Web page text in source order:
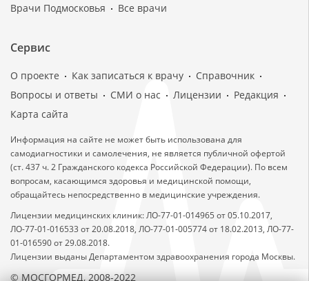
Врачи Подмосковья
Все врачи
Сервис
О проекте Как записаться к врачу
Справочник
Вопросы и ответы
СМИ о нас Лицензии
Редакция
Карта сайта
Информация на сайте не может быть использована для
самодиагностики и самолечения, не является публичной офертой
(ст. 437 ч. 2 Гражданского кодекса Российской Федерации). По всем
вопросам, касающимся здоровья и медицинской помощи,
обращайтесь непосредственно в медицинские учреждения.
Лицензии медицинских клиник: ЛО-77-01-014965 от 05.10.2017,
ЛО-77-01-016533 от 20.08.2018, ЛО-77-01-005774 от 18.02.2013, ЛО-77-
01-016590 от 29.08.2018.
Лицензии выданы Департаментом здравоохранения города Москвы.
© МОСГОРМЕД, 2008-2022